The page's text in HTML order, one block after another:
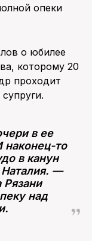
опеки
о юбилее
которому 20
проходит
в ее
то
в канун
—
Рязани
над